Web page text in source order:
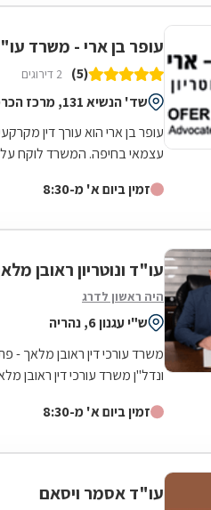
עופר בן ארי - משרד
(5) 2 דירוגים
שד' הנשיא 131, מרכז הכרמל חיפה
עופר בן ארי הוא עורך דין
עצמאי בחיפה. המשרד לוקח
זמין ביום א' מ-8:30
עו"ד ונוטריון ראובן
היה ראשון לדרג
ש"י עגנון 6, נהריה
משרד עורכי דין ראובן מלאך -
ונדל"ן משרד עורכי דין
זמין ביום א' מ-8:30
עו"ד אסמר ויסאם